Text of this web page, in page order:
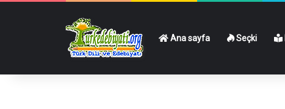
Ana sayfa Seçki